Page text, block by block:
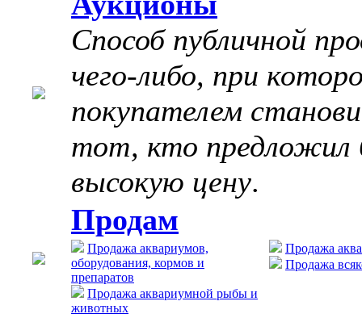
Способ публичной
чего-либо, при
покупателем
тот, кто предложил
высокую цену.
Продам
Продажа аквариумов,
оборудования, кормов и
препаратов
Продажа аквариумной рыбы и
животных
Продажа
Продажа